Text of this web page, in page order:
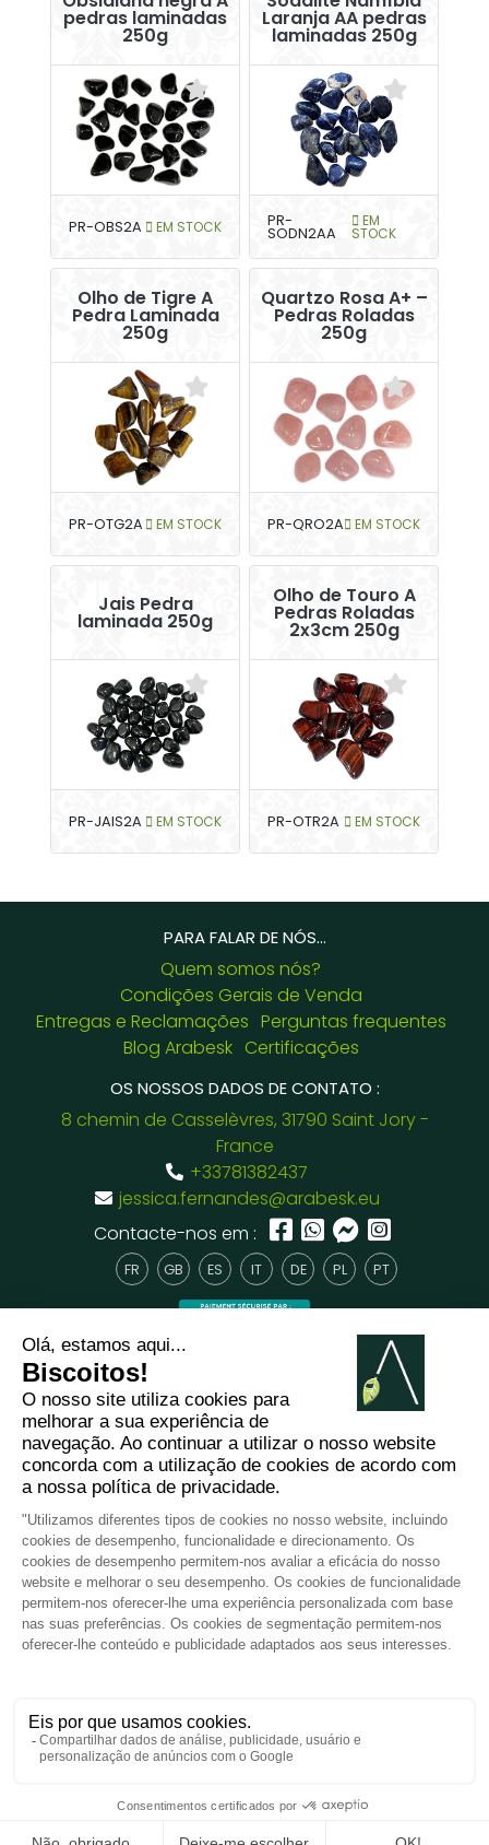
pedras laminadas
250g
PR-OBS2A EM STOCK
Laranja AA pedras
laminadas 250g
PR-
SODN2AA
EM
STOCK
Olho de Tigre A
Pedra Laminada
250g
PR-OTG2A EM STOCK
Quartzo Rosa A+ –
Pedras Roladas
250g
PR-QRO2A EM STOCK
Jais Pedra
laminada 250g
PR-JAIS2A EM STOCK
Olho de Touro A
Pedras Roladas
2x3cm 250g
PR-OTR2A EM STOCK
PARA FALAR DE NÓS...
Quem somos nós?
Condições Gerais de Venda
Entregas e Reclamações Perguntas frequentes
Blog Arabesk Certificações
OS NOSSOS DADOS DE CONTATO :
8 chemin de Casselèvres, 31790 Saint Jory -
France
+33781382437
jessica.fernandes@arabesk.eu
Contacte-nos em :
FR GB ES IT DE PL PT
2012 - 2026 ©
Arabesk |AVISOS
LEGAIS